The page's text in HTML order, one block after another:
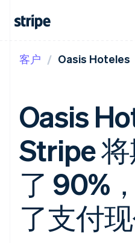
支付
在线支付
Managed
Payments
方案
Payment links
无代码支付
Checkout
预构建支付界
面
Elements
营收
经常性
按用
订阅
一次
账单
Tax
销售
税自动
按企业阶段
按应用场景
加密货币
电子商务
嵌入式金融
财务自动化
全球化企业
应用内支付
文档
库与 SDK
Stripe
接受线上付
实施预置
构建平台或
管理订阅
提供按用量
学习
指南
支持
获取支持
托管支持
专业服务
客户 Oasis Hoteles
Oasis
Stripe
了 90%
了支付